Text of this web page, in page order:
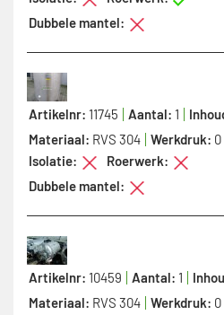
Dubbele mantel:
Artikelnr: 11745 Aantal: 1
Materiaal: RVS 304 Werkdruk: 0
Isolatie:
Roerwerk:
Dubbele mantel:
Artikelnr: 10459 Aantal: 1
Materiaal: RVS 304 Werkdruk: 0